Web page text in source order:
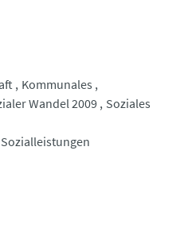
Kommunales
Wandel 2009 Soziales